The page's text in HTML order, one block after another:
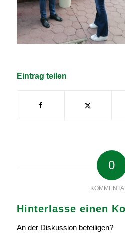
Eintrag teilen
0
Hinterlasse einen
An der Diskussion beteiligen?